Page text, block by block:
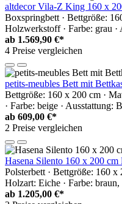
altdecor Vila-Z King 160 x
Boxspringbett · Bettgröße:
Holzwerkstoff · Farbe: grau ·
ab 1.569,90 €*
4 Preise vergleichen
petits-meubles Bett mit
Bettgröße: 160 x 200 cm ·
· Farbe: beige · Ausstattung:
ab 609,00 €*
2 Preise vergleichen
Hasena Silento 160 x 200 cm
Polsterbett · Bettgröße: 160
Holzart: Eiche · Farbe: braun,
ab 1.205,00 €*